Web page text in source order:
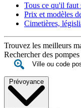
Tous ce qu'il faut
Prix et modèles
Cimetières,
Trouvez les meilleurs
Rechercher des
Prévoyance